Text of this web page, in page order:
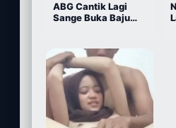
ABG Cantik Lagi
Sange Buka Baju